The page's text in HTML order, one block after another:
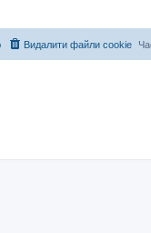
Видалити файли cookie